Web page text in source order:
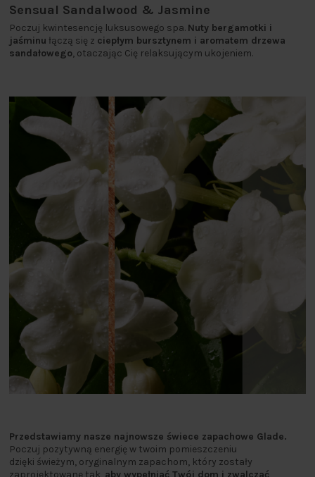
Sensual Sandalwood & Jasmine
Poczuj kwintesencję luksusowego spa. Nuty bergamotki i
jaśminu łączą się z ciepłym bursztynem i aromatem drzewa
sandałowego, otaczając Cię relaksującym ukojeniem.
Przedstawiamy nasze najnowsze świece zapachowe Glade.
Poczuj pozytywną energię w twoim pomieszczeniu
dzięki świeżym, oryginalnym zapachom, który zostały
zaprojektowane tak, aby wypełniać Twój dom i zwalczać